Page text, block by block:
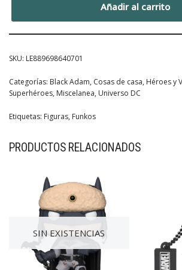
Añadir al carrito
SKU: LE889698640701
Categorías: Black Adam, Cosas de casa, Héroes y
Superhéroes, Miscelanea, Universo DC
Etiquetas: Figuras, Funkos
PRODUCTOS RELACIONADOS
SIN EXISTENCIAS